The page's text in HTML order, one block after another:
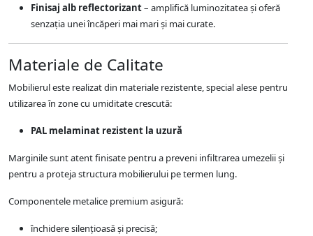
Finisaj alb reflectorizant– amplifică luminozitatea și oferă
senzația unei încăperi mai mari și mai curate.
Materiale de Calitate
Mobilierul este realizat din materiale rezistente, special alese pentru
utilizarea în zone cu umiditate crescută:
PAL melaminat rezistent la uzură
Marginile sunt atent finisate pentru a preveni infiltrarea umezelii și
pentru a proteja structura mobilierului pe termen lung.
Componentele metalice premium asigură:
închidere silențioasă și precisă;